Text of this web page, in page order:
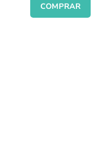
COMPRAR